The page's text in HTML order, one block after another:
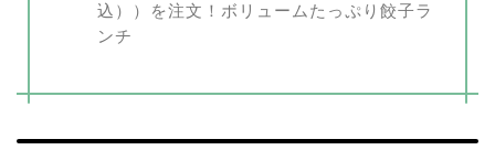
込））を注文！ボリュームたっぷり餃子ラ
ンチ